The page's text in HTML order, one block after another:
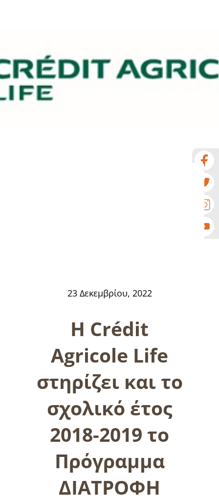
GR
23 Δεκεμβρίου, 2022
Η Crédit
Agricole Life
στηρίζει και το
σχολικό έτος
2018-2019 το
Πρόγραμμα
ΔΙΑΤΡΟΦΗ